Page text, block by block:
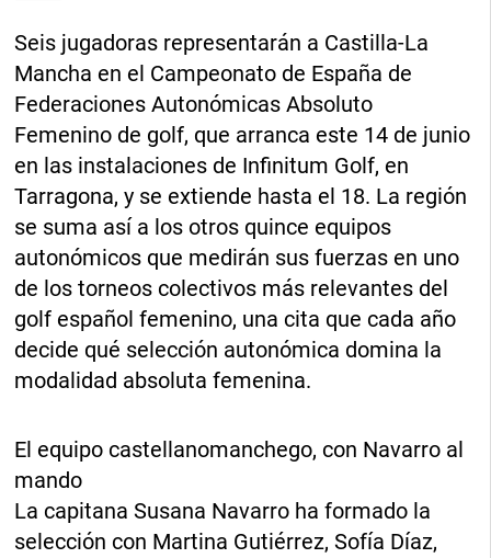
Seis jugadoras representarán a Castilla-La
Mancha en el Campeonato de España de
Federaciones Autonómicas Absoluto
Femenino de golf, que arranca este 14 de junio
en las instalaciones de Infinitum Golf, en
Tarragona, y se extiende hasta el 18. La región
se suma así a los otros quince equipos
autonómicos que medirán sus fuerzas en uno
de los torneos colectivos más relevantes del
golf español femenino, una cita que cada año
decide qué selección autonómica domina la
modalidad absoluta femenina.
El equipo castellanomanchego, con Navarro al
mando
La capitana Susana Navarro ha formado la
selección con Martina Gutiérrez, Sofía Díaz,